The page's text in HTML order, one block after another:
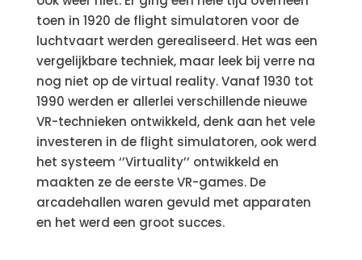
toen in 1920 de flight simulatoren voor de
luchtvaart werden gerealiseerd. Het was een
vergelijkbare techniek, maar leek bij verre na
nog niet op de virtual reality. Vanaf 1930 tot
1990 werden er allerlei verschillende nieuwe
VR-technieken ontwikkeld, denk aan het vele
investeren in de flight simulatoren, ook werd
het systeem ‘’Virtuality’’ ontwikkeld en
maakten ze de eerste VR-games. De
arcadehallen waren gevuld met apparaten
en het werd een groot succes.